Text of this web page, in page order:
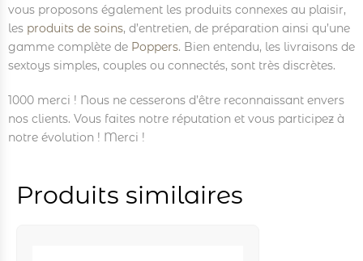
vous proposons également les produits connexes au plaisir,
les produits de soins, d’entretien, de préparation ainsi qu’une
gamme complète de Poppers. Bien entendu, les livraisons de
sextoys simples, couples ou connectés, sont très discrètes.
1000 merci ! Nous ne cesserons d’être reconnaissant envers
nos clients. Vous faites notre réputation et vous participez à
notre évolution ! Merci !
Produits similaires